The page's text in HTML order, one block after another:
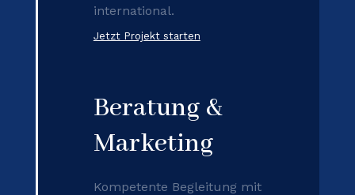
international.
Jetzt Projekt starten
Beratung &
Marketing
Kompetente Begleitung mit